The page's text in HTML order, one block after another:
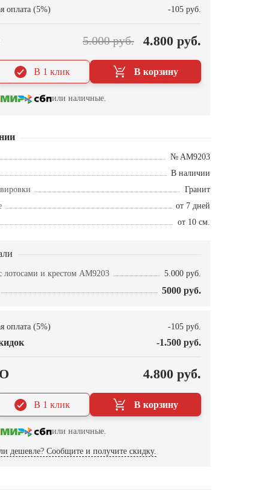
оплата (5%) -105 руб.
5.000 руб. 4.800 руб.
В корзину
В 1 клик
или наличные.
№ AM9203
В наличии
Гранит
от 7 дней
от 10 см.
лотосами и крестом AM9203 5.000 руб.
5000 руб.
оплата (5%) -105 руб.
-1.500 руб.
4.800 руб.
В корзину
В 1 клик
или наличные.
дешевле? Сообщите и получите скидку.